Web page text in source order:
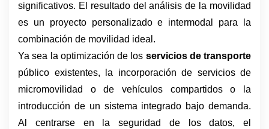
significativos. El resultado del análisis de la movilidad
es un proyecto personalizado e intermodal para la
combinación de movilidad ideal.
Ya sea la optimización de los servicios de transporte
público existentes, la incorporación de servicios de
micromovilidad o de vehículos compartidos o la
introducción de un sistema integrado bajo demanda.
Al centrarse en la seguridad de los datos, el